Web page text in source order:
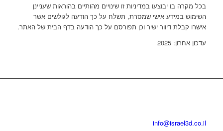
בכל מקרה בו יבוצעו במדיניות זו שינויים מהותיים בהוראות שעניינן
השימוש במידע אישי שמסרת, תשלח על כך הודעה לגולשים אשר
אישרו קבלת דיוור ישיר וכן תפורסם על כך הודעה בדף הבית של האתר.
עדכון אחרון: 2025
info@israel3d.co.il